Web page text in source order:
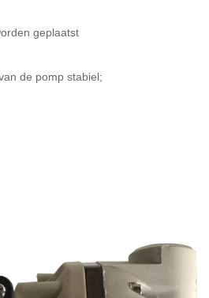
geplaatst
de pomp stabiel;